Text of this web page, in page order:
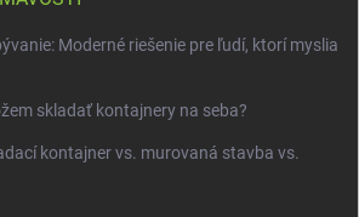
Moderné riešenie pre ľudí, ktorí myslia
skladať kontajnery na seba?
kontajner vs. murovaná stavba vs.